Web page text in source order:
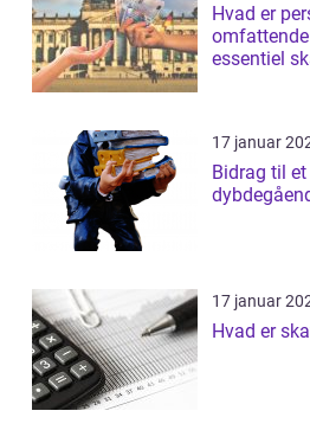
Hvad er
essentiel
17 januar
Bidrag til
17 januar
Hvad er